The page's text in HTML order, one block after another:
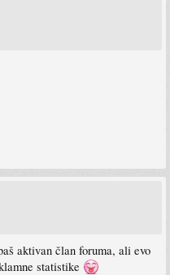
aktivan član foruma, ali evo
statistike